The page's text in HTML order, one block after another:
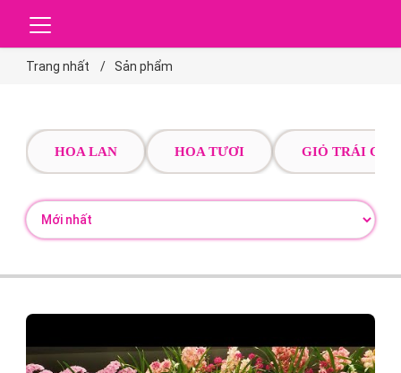
Trang nhất Sản phẩm
HOA LAN HOA TƯƠI GIỎ TRÁI CÂY